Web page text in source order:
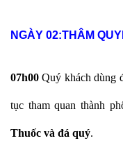
NGÀY 02:THÂM
07h00 Quý khách dùng
tục tham quan thành
Thuốc và đá quý.